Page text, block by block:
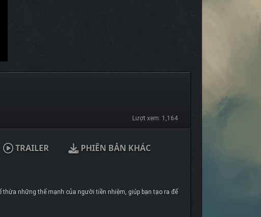
Lượt xem: 1,164
TRAILER PHIÊN BẢN KHÁC
thừa những thế mạnh của người tiền nhiệm, giúp bạn tạo ra đế